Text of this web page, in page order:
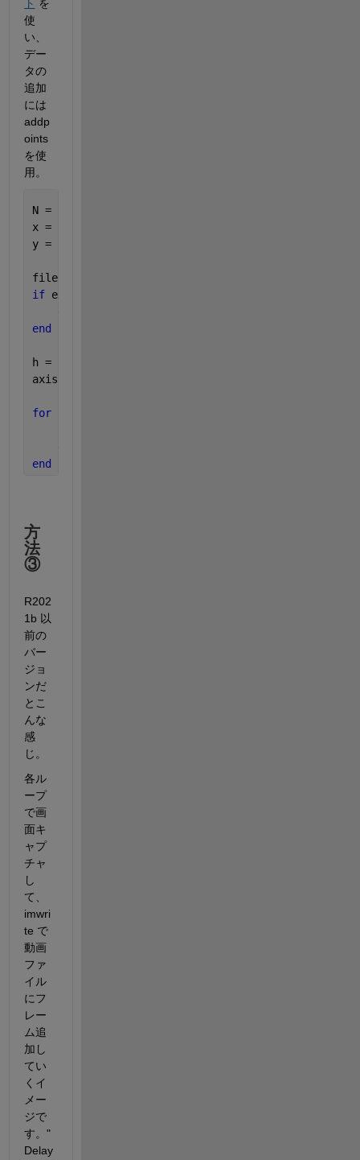
ト を
使
い、
デー
タの
追加
には
addp
oints
を使
用。
N = 100;
x = linspace(0,4*pi,N);
y = sin(x);
filename =
if exist(filename,
end
h = animatedline;
axis([0,4*pi,-1,1])
for
end
方
法
③
R202
1b 以
前の
バー
ジョ
ンだ
とこ
んな
感
じ。
各ル
ープ
で画
面キ
ャプ
チャ
し
て、
imwri
te で
動画
ファ
イル
にフ
レー
ム追
加し
てい
くイ
メー
ジで
す。"
Delay